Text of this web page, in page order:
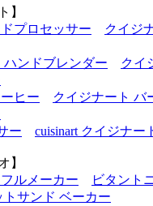
】
プロセッサー
クイジ
ンドブレンダー
クイ
ヒー
クイジナート バ
ー cuisinart クイジナー
】
ルメーカー
ビタント
トサンド ベーカー